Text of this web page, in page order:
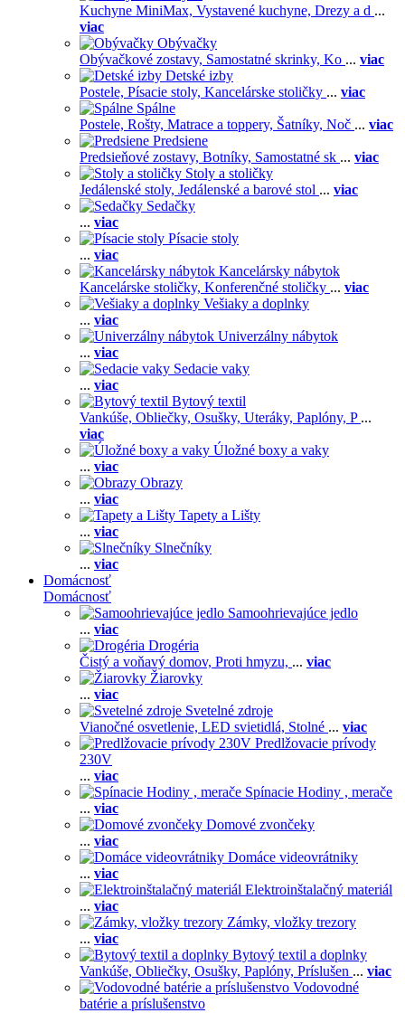
Kuchyne MiniMax, Vystavené kuchyne, Drezy a d ...
viac
Obývačky
Obývačkové zostavy, Samostatné skrinky, Ko ... viac
Detské izby
Postele, Písacie stoly, Kancelárske stoličky ... viac
Spálne
Postele, Rošty, Matrace a toppery, Šatníky, Noč ... viac
Predsiene
Predsieňové zostavy, Botníky, Samostatné sk ... viac
Stoly a stoličky
Jedálenské stoly, Jedálenské a barové stol ... viac
Sedačky
... viac
Písacie stoly
... viac
Kancelársky nábytok
Kancelárske stoličky, Konferenčné stoličky ... viac
Vešiaky a doplnky
... viac
Univerzálny nábytok
... viac
Sedacie vaky
... viac
Bytový textil
Vankúše, Obliečky, Osušky, Uteráky, Paplóny, P ...
viac
Úložné boxy a vaky
... viac
Obrazy
... viac
Tapety a Lišty
... viac
Slnečníky
... viac
Domácnosť
Domácnosť
Samoohrievajúce jedlo
... viac
Drogéria
Čistý a voňavý domov, Proti hmyzu, ... viac
Žiarovky
... viac
Svetelné zdroje
Vianočné osvetlenie, LED svietidlá, Stolné ... viac
Predlžovacie prívody
230V
... viac
Spínacie Hodiny , merače
... viac
Domové zvončeky
... viac
Domáce videovrátniky
... viac
Elektroinštalačný materiál
... viac
Zámky, vložky trezory
... viac
Bytový textil a doplnky
Vankúše, Obliečky, Osušky, Paplóny, Príslušen ... viac
Vodovodné
batérie a príslušenstvo